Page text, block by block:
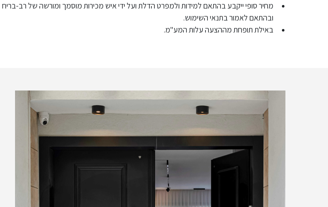
מחיר סופי ייקבע בהתאם למידות ולמפרט הדלת ועל ידי איש מכירות מוסמך ומורשה של רב-בריח
ובהתאם לאמור בתנאי השימוש.
באילת תופחת מההצעה עלות המע"מ.